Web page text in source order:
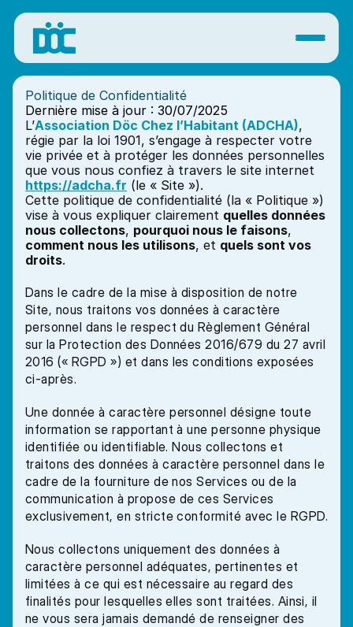
Politique de Confidentialité
Dernière mise à jour : 30/07/2025
L’Association Döc Chez l’Habitant (ADCHA),
régie par la loi 1901, s’engage à respecter votre
vie privée et à protéger les données personnelles
https://adcha.fr (le « Site »).
Cette politique de confidentialité (la « Politique »)
vise à vous expliquer clairement quelles données
nous collectons, pourquoi nous le faisons
comment nous les utilisons, et quels sont vos
droits.
Dans le cadre de la mise à disposition de notre
Site, nous traitons vos données à caractère
personnel dans le respect du Règlement Général
sur la Protection des Données 2016/679 du 27 avril
2016 (« RGPD ») et dans les conditions exposées
ci-après.
Une donnée à caractère personnel désigne toute
information se rapportant à une personne physique
identifiée ou identifiable. Nous collectons et
traitons des données à caractère personnel dans le
cadre de la fourniture de nos Services ou de la
communication à propose de ces Services
exclusivement, en stricte conformité avec le RGPD.
Nous collectons uniquement des données à
caractère personnel adéquates, pertinentes et
limitées à ce qui est nécessaire au regard des
finalités pour lesquelles elles sont traitées. Ainsi, il
ne vous sera jamais demandé de renseigner des